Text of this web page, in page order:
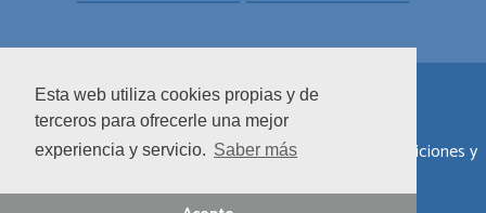
Esta web utiliza cookies propias y de
terceros para ofrecerle una mejor
experiencia y servicio. Saber más
© ITV.com.es
Sobre nosotros|Informar de un error|Términos y condiciones y